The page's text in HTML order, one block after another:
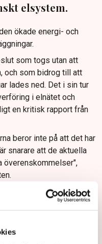
elsystem.
ökade energi- och
som togs utan att
och som bidrog till att
lades ned. Det i sin tur
i elnätet och
en kritisk rapport från
beror inte på att det har
snarare att de aktuella
överenskommelser",
helt och hållet. I
förbättra utformningen av
av kortsiktighet och